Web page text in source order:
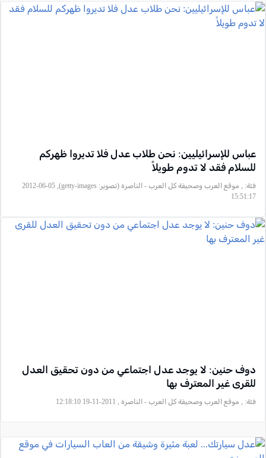
عباس للإسرائيليين: نحن طلاب عدل فلا تديروا ظهركم
للسلام فقد لا تدوم طويلاً
فئة:
, موقع العرب وصحيفة كل العرب - الناصرة (تصوير: getty-images), 2012-06-05
15:51:17
دوف حنين: لا يوجد عدل اجتماعي من دون تحقيق العدل
للقرى غير المعترف بها
فئة: , موقع العرب وصحيفة كل العرب - الناصرة , 2011-11-19 12:18:10